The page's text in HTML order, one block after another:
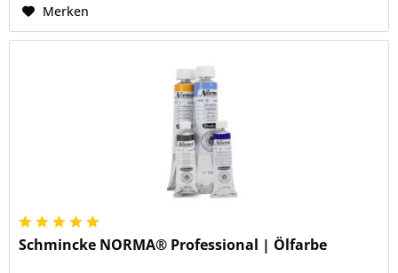
Merken
Schmincke NORMA® Professional | Ölfarbe